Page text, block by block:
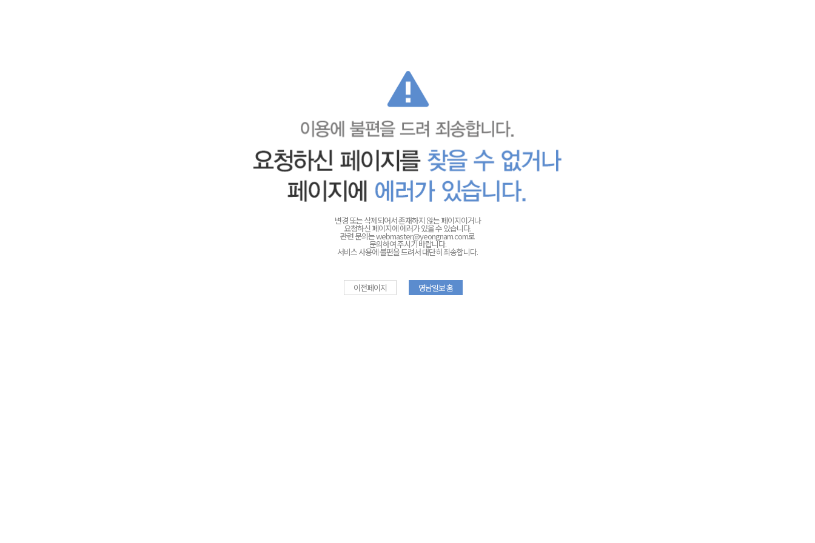
변경 또는 삭제되어서 존재하지 않는 페이지이거나
요청하신 페이지에 에러가 있을 수 있습니다.
관련 문의는webmaster@yeongnam.com로
문의하여 주시기 바랍니다.
서비스 사용에 불편을 드려서 대단히 죄송합니다.
이전페이지 영남일보 홈